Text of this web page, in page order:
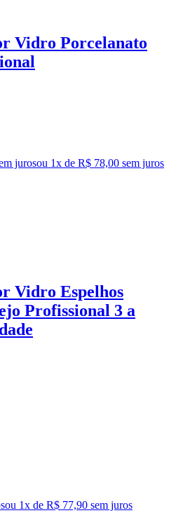
Vidro Porcelanato
jurosou 1x de R$ 78,00 sem juros
Vidro Espelhos
Profissional 3 a
ou 1x de R$ 77,90 sem juros